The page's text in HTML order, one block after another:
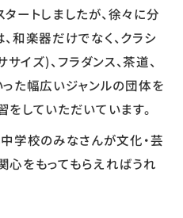
ートしましたが、徐々に分
和楽器だけでなく、クラシ
イズ)、フラダンス、茶道、
た幅広いジャンルの団体を
していただいています。
学校のみなさんが文化・芸
心をもってもらえればうれ